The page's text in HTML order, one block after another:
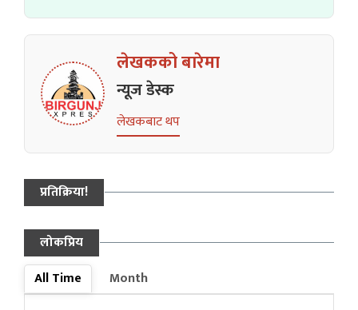
लेखकको बारेमा
न्यूज डेस्क
लेखकबाट थप
प्रतिक्रिया!
लोकप्रिय
All Time
Month